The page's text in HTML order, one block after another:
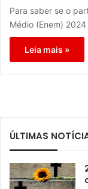
Para saber se o
Médio (Enem)
Leia mais »
ÚLTIMAS